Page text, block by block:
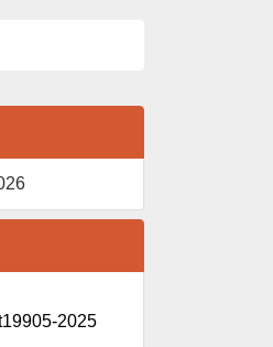
2025